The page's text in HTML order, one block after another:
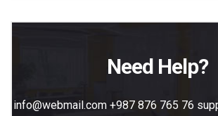
Need Help?
info@webmail.com +987 876 765 76